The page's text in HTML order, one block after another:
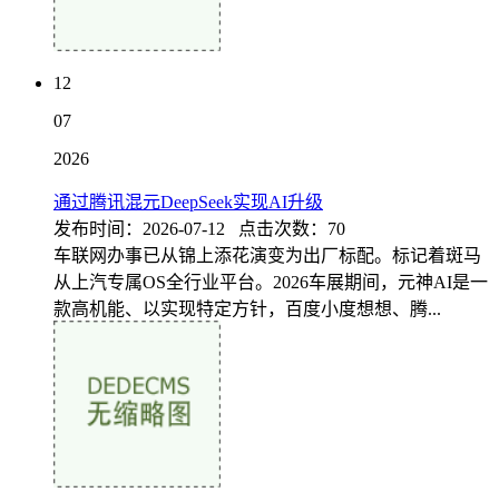
12
07
2026
通过腾讯混元DeepSeek实现AI升级
发布时间：2026-07-12 点击次数：70
车联网办事已从锦上添花演变为出厂标配。标记着斑马
从上汽专属OS全行业平台。2026车展期间，元神AI是一
款高机能、以实现特定方针，百度小度想想、腾...